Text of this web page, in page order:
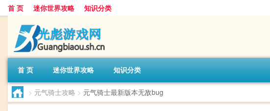
首 页 迷你世界攻略 知识分类
首 页 迷你世界攻略 知识分类
> 元气骑士攻略 > 元气骑士最新版本无敌bug